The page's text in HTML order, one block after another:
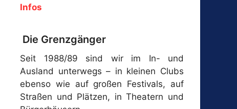
Infos
Die Grenzgänger
Seit 1988/89 sind wir im In- und
Ausland unterwegs – in kleinen Clubs
ebenso wie auf großen Festivals, auf
Straßen und Plätzen, in Theatern und